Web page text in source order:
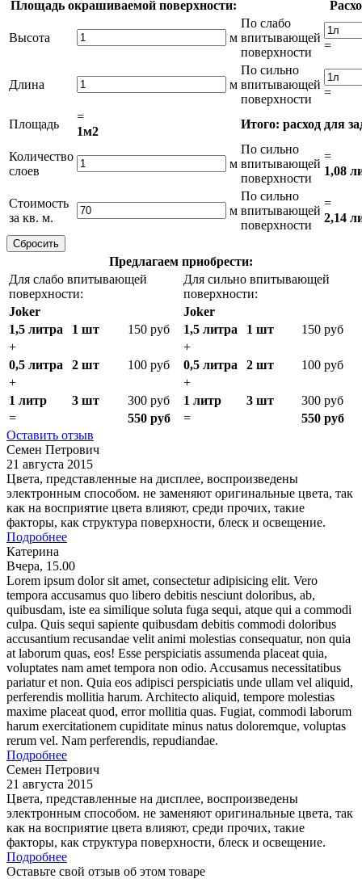
Площадь окрашиваемой поверхности:
Высота м
По слабо
впитывающей
поверхности
=
Длина м
По сильно
впитывающей
поверхности
=
Площадь
=
1м2
Итого: расход для
Количество
слоев
м
По сильно
впитывающей
поверхности
=
1,08
Стоимость
за кв. м.
м
По сильно
впитывающей
поверхности
=
2,14
Предлагаем приобрести:
Для слабо впитывающей
поверхности:
Для сильно впитывающей
поверхности:
Joker
Joker
1,5 литра
1 шт 150 руб 1,5 литра 1 шт
150 руб
+
+
0,5 литра
2 шт 100 руб 0,5 литра 2 шт
100 руб
+
+
1 литр
3 шт 300 руб 1 литр 3 шт
300 руб
=
550 руб =
550 руб
Оставить отзыв
Семен Петрович
21 августа 2015
Цвета, представленные на дисплее, воспроизведены
электронным способом. не заменяют оригинальные цвета, так
как на восприятие цвета влияют, среди прочих, такие
факторы, как структура поверхности, блеск и освещение.
Подробнее
Катерина
Вчера, 15.00
Lorem ipsum dolor sit amet, consectetur adipisicing elit. Vero
tempora accusamus quo libero debitis nesciunt doloribus, ab,
quibusdam, iste ea similique soluta fuga sequi, atque qui a commodi
culpa. Quis sequi sapiente quibusdam debitis commodi doloribus
accusantium recusandae velit animi molestias consequatur, non quia
at laborum quas, eos! Esse perspiciatis assumenda placeat quia,
voluptates nam amet tempora non odio. Accusamus necessitatibus
pariatur et non. Quia eos adipisci perspiciatis unde ullam vel aliquid,
perferendis mollitia harum. Architecto aliquid, tempore molestias
maxime placeat quod, error mollitia quas. Fugiat, commodi laborum
harum exercitationem cupiditate minus natus doloremque, voluptas
rerum vel. Nam perferendis, repudiandae.
Подробнее
Семен Петрович
21 августа 2015
Цвета, представленные на дисплее, воспроизведены
электронным способом. не заменяют оригинальные цвета, так
как на восприятие цвета влияют, среди прочих, такие
факторы, как структура поверхности, блеск и освещение.
Подробнее
Оставьте свой отзыв об этом товаре